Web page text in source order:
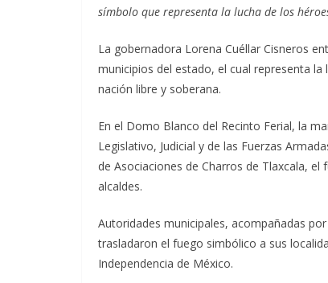
símbolo que representa la lucha de los
La gobernadora Lorena Cuéllar Cisneros
municipios del estado, el cual representa
nación libre y soberana.
En el Domo Blanco del Recinto Ferial, la
Legislativo, Judicial y de las Fuerzas
de Asociaciones de Charros de Tlaxcala,
alcaldes.
Autoridades municipales, acompañadas
trasladaron el fuego simbólico a sus
Independencia de México.